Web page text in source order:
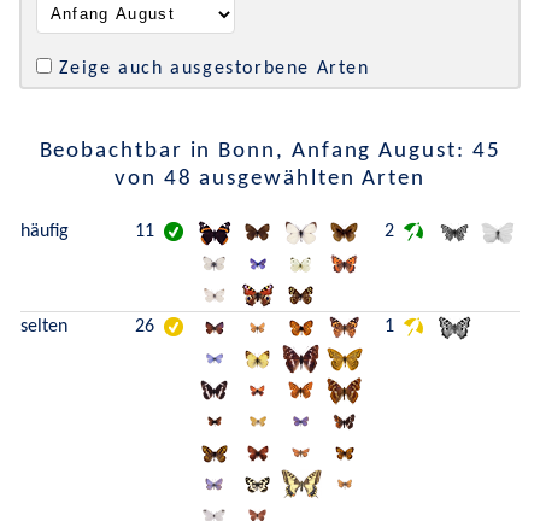
Zeige auch ausgestorbene Arten
Beobachtbar in Bonn, Anfang August: 45
von 48 ausgewählten Arten
häufig 11 2
selten 26 1